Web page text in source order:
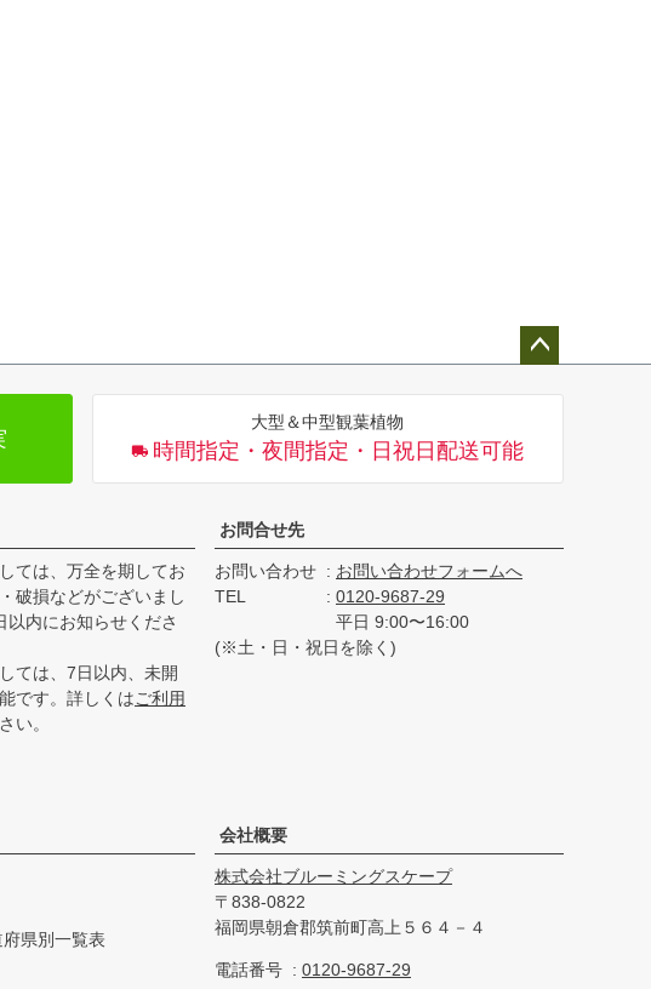
へ
大型＆中型観葉植物
時間指定・夜間指定・日祝日配送可能
ては、万全を期してお
破損などがございまし
以内にお知らせくださ
ては、7日以内、未開
です。詳しくはご利用
い。
お問合せ先
お問い合わせ
お問い合わせフォームへ
TEL
0120-9687-29
平日 9:00〜16:00
(※土・日・祝日を除く)
県別一覧表
会社概要
株式会社ブルーミングスケープ
838-0822
福岡県朝倉郡筑前町高上５６４－４
電話番号
0120-9687-29